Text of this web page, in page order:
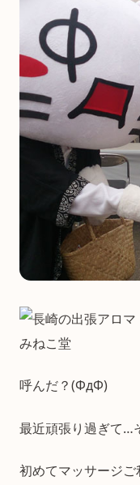
呼んだ？(ΦдΦ)
最近頑張り過ぎて…
初めてマッサージ